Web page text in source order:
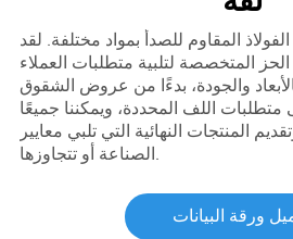
المقاوم للصدأ بمواد مختلفة. لقد
الحز المتخصصة لتلبية متطلبات العملاء
والجودة، بدءًا من عروض الشقوق
اللف المحددة، ويمكننا جميعًا
المنتجات النهائية التي تلبي معايير
الصناعة أو تتجاوزها.
ورقة البيانات